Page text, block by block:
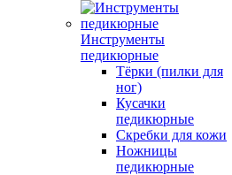
Инструменты
педикюрные
Тёрки (пилки для
ног)
Кусачки
педикюрные
Скребки для кожи
Ножницы
педикюрные